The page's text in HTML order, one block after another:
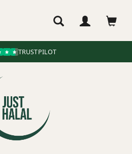
TRUSTPILOT